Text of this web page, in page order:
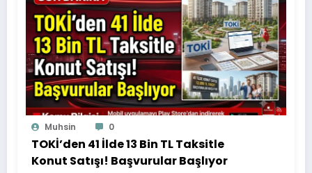
Muhsin 0
TOKİ’den 41 İlde 13 Bin TL Taksitle
Konut Satışı! Başvurular Başlıyor